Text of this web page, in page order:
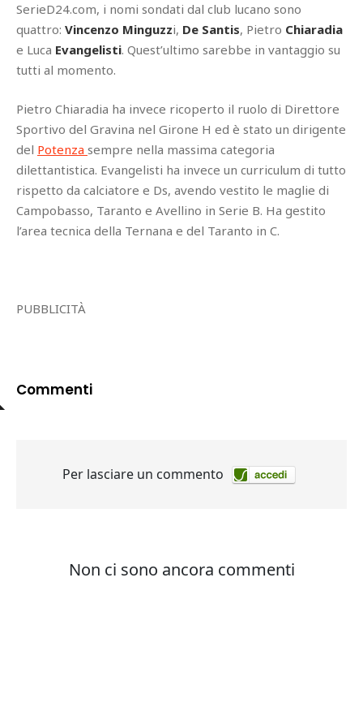
SerieD24.com, i nomi sondati dal club lucano sono
quattro: Vincenzo Minguzzi, De Santis, Pietro Chiaradia
e Luca Evangelisti. Quest’ultimo sarebbe in vantaggio su
tutti al momento.
Pietro Chiaradia ha invece ricoperto il ruolo di Direttore
Sportivo del Gravina nel Girone H ed è stato un dirigente
del Potenza sempre nella massima categoria
dilettantistica. Evangelisti ha invece un curriculum di tutto
rispetto da calciatore e Ds, avendo vestito le maglie di
Campobasso, Taranto e Avellino in Serie B. Ha gestito
l’area tecnica della Ternana e del Taranto in C.
PUBBLICITÀ
Commenti